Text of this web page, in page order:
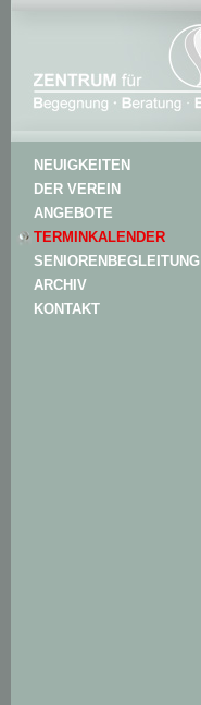
NEUIGKEITEN
DER VEREIN
ANGEBOTE
TERMINKALENDER
SENIORENBEGLEITUNG
ARCHIV
KONTAKT